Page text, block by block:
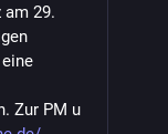
29.
Zur PM u